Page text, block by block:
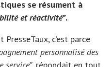
se résument à
et réactivité”.
PresseTaux, c’est parce
personnalisé des